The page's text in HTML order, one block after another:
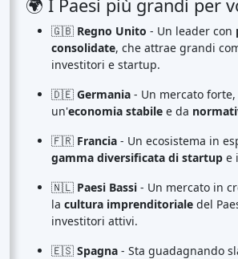
🌍 I Paesi più grandi per
🇬🇧 Regno Unito - Un leader con
consolidate, che attrae grandi
investitori e startup.
🇩🇪 Germania - Un mercato
un'economia stabile e da
🇫🇷 Francia - Un ecosistema in
gamma diversificata di startup e
🇳🇱 Paesi Bassi - Un mercato in
la cultura imprenditoriale del
investitori attivi.
🇪🇸 Spagna - Sta guadagnando